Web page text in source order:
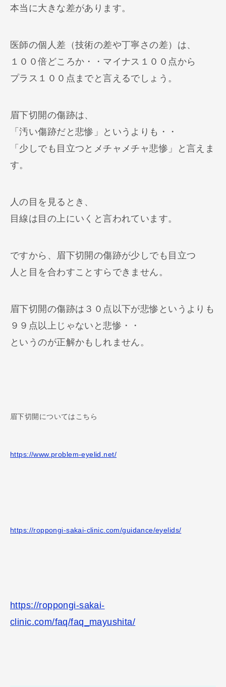
本当に大きな差があります。
医師の個人差（技術の差や丁寧さの差）は、
１００倍どころか・・マイナス１００点から
プラス１００点までと言えるでしょう。
眉下切開の傷跡は、
「汚い傷跡だと悲惨」というよりも・・
「少しでも目立つとメチャメチャ悲惨」と言えま
す。
人の目を見るとき、
目線は目の上にいくと言われています。
ですから、眉下切開の傷跡が少しでも目立つ
人と目を合わすことすらできません。
眉下切開の傷跡は３０点以下が悲惨というよりも
９９点以上じゃないと悲惨・・
というのが正解かもしれません。
眉下切開についてはこちら
https://www.problem-eyelid.net/
https://roppongi-sakai-clinic.com/guidance/eyelids/
https://roppongi-sakai-
clinic.com/faq/faq_mayushita/